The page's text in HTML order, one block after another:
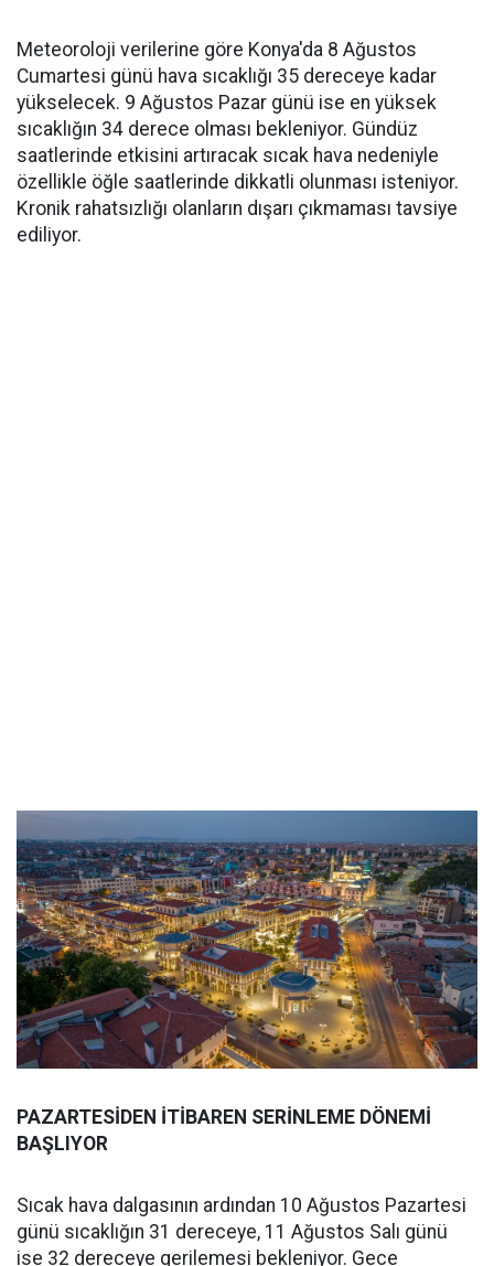
Meteoroloji verilerine göre Konya'da 8 Ağustos
Cumartesi günü hava sıcaklığı 35 dereceye kadar
yükselecek. 9 Ağustos Pazar günü ise en yüksek
sıcaklığın 34 derece olması bekleniyor. Gündüz
saatlerinde etkisini artıracak sıcak hava nedeniyle
özellikle öğle saatlerinde dikkatli olunması isteniyor.
Kronik rahatsızlığı olanların dışarı çıkmaması tavsiye
ediliyor.
PAZARTESİDEN İTİBAREN SERİNLEME DÖNEMİ
BAŞLIYOR
Sıcak hava dalgasının ardından 10 Ağustos Pazartesi
günü sıcaklığın 31 dereceye, 11 Ağustos Salı günü
ise 32 dereceye gerilemesi bekleniyor. Gece